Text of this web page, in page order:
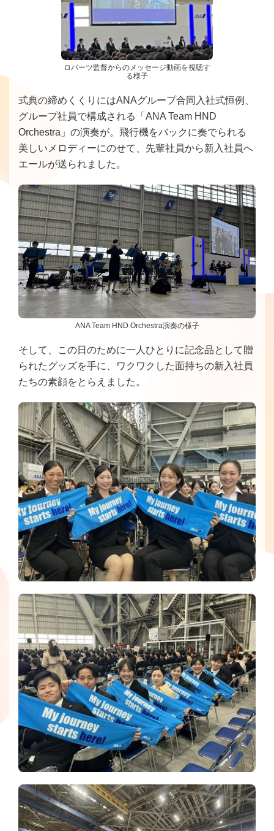
ロバーツ監督からのメッセージ動画を視聴す
る様子
式典の締めくくりにはANAグループ合同入社式恒例、
グループ社員で構成される「ANA Team HND
Orchestra」の演奏が。飛行機をバックに奏でられる
美しいメロディーにのせて、先輩社員から新入社員へ
エールが送られました。
ANA Team HND Orchestra演奏の様子
そして、この日のために一人ひとりに記念品として贈
られたグッズを手に、ワクワクした面持ちの新入社員
たちの素顔をとらえました。